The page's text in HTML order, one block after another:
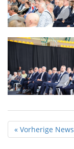
« Vorherige News